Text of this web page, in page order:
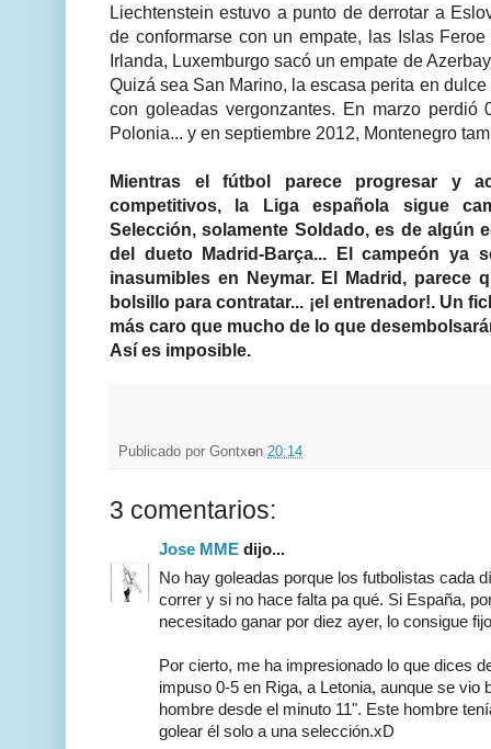
Liechtenstein estuvo a punto de derrotar a
de conformarse con un empate, las Islas
Irlanda, Luxemburgo sacó un empate de
Quizá sea San Marino, la escasa perita en
con goleadas vergonzantes. En marzo perdió
Polonia... y en septiembre 2012, Montenegro
Mientras el fútbol parece progresar y
competitivos, la Liga española sigue
Selección, solamente Soldado, es de algún
del dueto Madrid-Barça... El campeón ya
inasumibles en Neymar. El Madrid, parece
bolsillo para contratar... ¡el entrenador!. Un
más caro que mucho de lo que
Así es imposible.
Publicado por Gontxoen 20:14
3 comentarios:
Jose MME dijo...
No hay goleadas porque los futbolistas cada
correr y si no hace falta pa qué. Si España,
necesitado ganar por diez ayer, lo consigue
Por cierto, me ha impresionado lo que dices
impuso 0-5 en Riga, a Letonia, aunque se vio
hombre desde el minuto 11". Este hombre
golear él solo a una selección.xD